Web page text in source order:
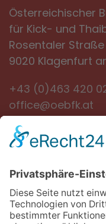
Österreichischer
für Kick- und
Rosentaler Straße
9020 Klagenfurt
+43 (0)463 420
office@oebfk.at
NEWSLETTER